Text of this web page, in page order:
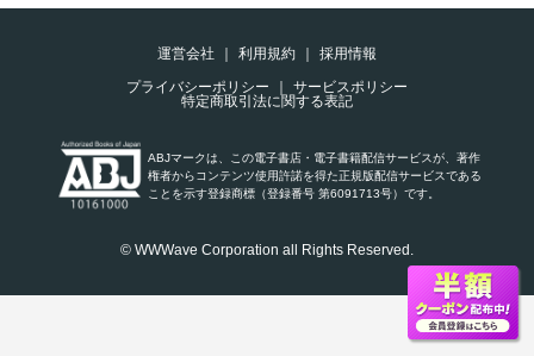
運営会社 利用規約
採用情報
プライバシーポリシー
サービスポリシー
特定商取引法に関する表記
ABJマークは、この電子書店・電子書籍配信サービスが、著作
権者からコンテンツ使用許諾を得た正規版配信サービスである
ことを示す登録商標（登録番号 第6091713号）です。
© WWWave Corporation all Rights Reserved.